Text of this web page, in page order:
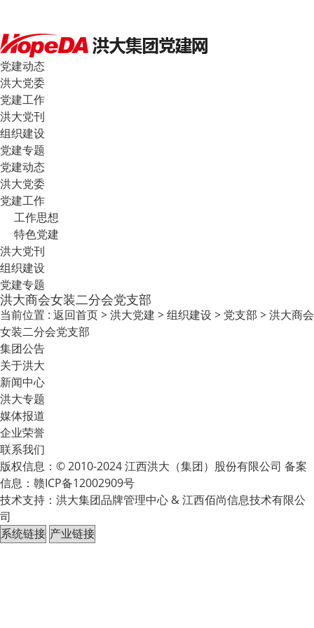
党建动态
洪大党委
党建工作
洪大党刊
组织建设
党建专题
党建动态
洪大党委
党建工作
工作思想
特色党建
洪大党刊
组织建设
党建专题
洪大商会女装二分会党支部
当前位置 : 返回首页 > 洪大党建 > 组织建设 > 党支部 > 洪大商会
女装二分会党支部
集团公告
关于洪大
新闻中心
洪大专题
媒体报道
企业荣誉
联系我们
版权信息：© 2010-2024 江西洪大（集团）股份有限公司 备案
信息： 赣ICP备12002909号
技术支持：洪大集团品牌管理中心 & 江西佰尚信息技术有限公
司